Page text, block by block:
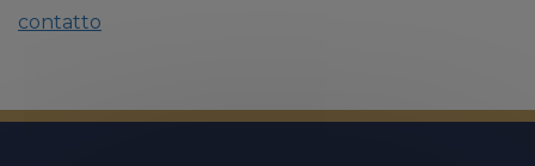
contatto